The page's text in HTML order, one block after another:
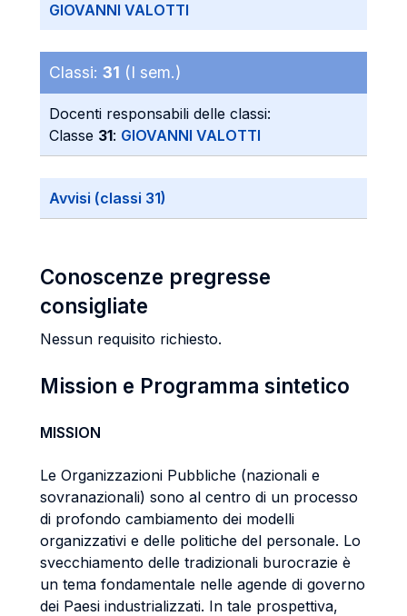
GIOVANNI VALOTTI
Classi: 31 (I sem.)
Docenti responsabili delle classi:
Classe 31: GIOVANNI VALOTTI
Avvisi (classi 31)
Conoscenze pregresse
consigliate
Nessun requisito richiesto.
Mission e Programma sintetico
MISSION
Le Organizzazioni Pubbliche (nazionali e
sovranazionali) sono al centro di un processo
di profondo cambiamento dei modelli
organizzativi e delle politiche del personale. Lo
svecchiamento delle tradizionali burocrazie è
un tema fondamentale nelle agende di governo
dei Paesi industrializzati. In tale prospettiva,